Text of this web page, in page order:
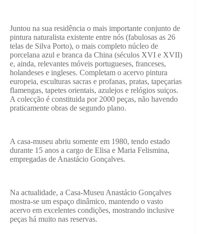
Juntou na sua residência o mais importante conjunto de
pintura naturalista existente entre nós (fabulosas as 26
telas de Silva Porto), o mais completo núcleo de
porcelana azul e branca da China (séculos XVI e XVII)
e, ainda, relevantes móveis portugueses, franceses,
holandeses e ingleses. Completam o acervo pintura
europeia, esculturas sacras e profanas, pratas, tapeçarias
flamengas, tapetes orientais, azulejos e relógios suiços.
A colecção é constituida por 2000 peças, não havendo
praticamente obras de segundo plano.
A casa-museu abriu somente em 1980, tendo estado
durante 15 anos a cargo de Elisa e Maria Felismina,
empregadas de Anastácio Gonçalves.
Na actualidade, a Casa-Museu Anastácio Gonçalves
mostra-se um espaço dinâmico, mantendo o vasto
acervo em excelentes condições, mostrando inclusive
peças há muito nas reservas.